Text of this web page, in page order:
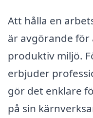
Att hålla en
är avgörande för
produktiv miljö.
erbjuder
gör det enklare
på sin